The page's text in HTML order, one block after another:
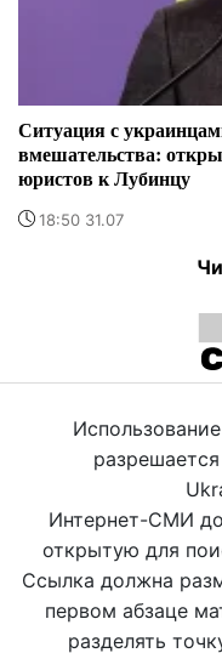
Ситуация с
вмешательства:
юристов к Лубинцу
18:50 31.07
Интернет-СМИ
открытую для
Ссылка должна
первом абзаце
разделять